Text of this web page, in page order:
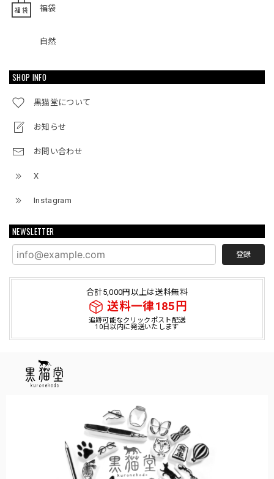
福袋
自然
SHOP INFO
黒猫堂について
お知らせ
お問い合わせ
X
Instagram
NEWSLETTER
登録
合計5,000円以上は送料無料
送料一律185円
追跡可能なクリックポスト配送
10日以内に発送いたします